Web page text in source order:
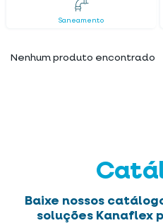
Saneamento
Nenhum produto encontrado
Baixe nossos
soluções Kanaflex